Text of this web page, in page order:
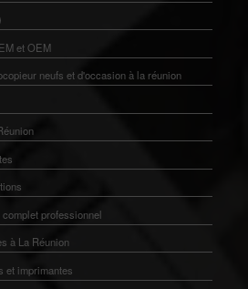
et OEM
neufs et d'occasion à la réunion
professionnel
à La Réunion
et imprimantes